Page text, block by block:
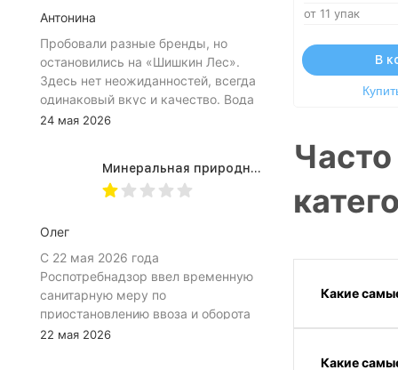
от 11 упак
В
Какие
Какие
Антонина
Пробовали разные бренды, но
остановились на «Шишкин Лес».
Здесь нет неожиданностей, всегда
одинаковый вкус и качество. Вода
хорошо идёт и холодной, и
подходит. Это, наверное, главный
показатель.
24 мая 2026
Минеральная природная вода Jermuk / Джермук газированная, Пэт (1,0л*6шт)
Олег
С 22 мая 2026 года
Роспотребнадзор ввел временную
санитарную меру по
приостановлению ввоза и оборота
на территории Российской
22 мая 2026